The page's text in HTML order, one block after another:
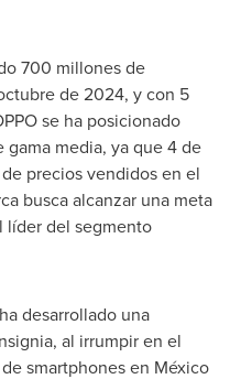
700 millones de
de 2024, y con 5
se ha posicionado
media, ya que 4 de
precios vendidos en el
busca alcanzar una meta
líder del segmento
desarrollado una
al irrumpir en el
smartphones en México